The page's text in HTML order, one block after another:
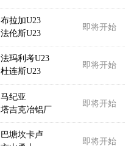
布拉加U23
法伦斯U23
即将开始
法玛利考U23
杜连斯U23
即将开始
马纪亚
塔吉克冶铝厂
即将开始
巴塘坎卡卢
即将开始